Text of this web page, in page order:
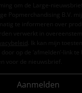
om de Large-
Popmerchandising B.V.
te informeren over
verwerkt in
. Ik kan mijn
op de ‘afmelden’-link te
voor de nieuwsbrief.
Aanmelden